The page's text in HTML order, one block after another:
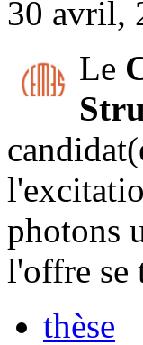
30 avril,
Le
photons
l'offre se
thèse